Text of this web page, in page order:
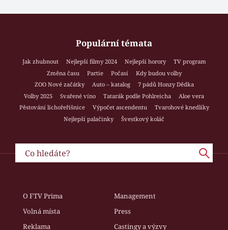
Populární témata
Jak zhubnout Nejlepší filmy 2024 Nejlepší horory
TV program
Změna času
Partie Počasí
Kdy budou volby
ZOO Nové začátky
Auto – katalog
7 pádů Honzy Dědka
Volby 2025
Svařené víno Tatarák podle Pohlreicha
Aloe vera
Pěstování lichořeřišnice
Výpočet ascendentu
Tvarohové knedlíky
Nejlepší palačinky
Švestkový koláč
O FTV Prima
Management
Volná místa
Press
Reklama
Castingy a výzvy